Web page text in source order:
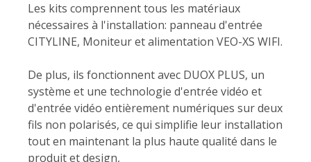
Les kits comprennent tous les matériaux
nécessaires à l'installation: panneau d'entrée
CITYLINE, Moniteur et alimentation VEO-XS WIFI.
De plus, ils fonctionnent avec DUOX PLUS, un
système et une technologie d'entrée vidéo et
d'entrée vidéo entièrement numériques sur deux
fils non polarisés, ce qui simplifie leur installation
tout en maintenant la plus haute qualité dans le
produit et design,